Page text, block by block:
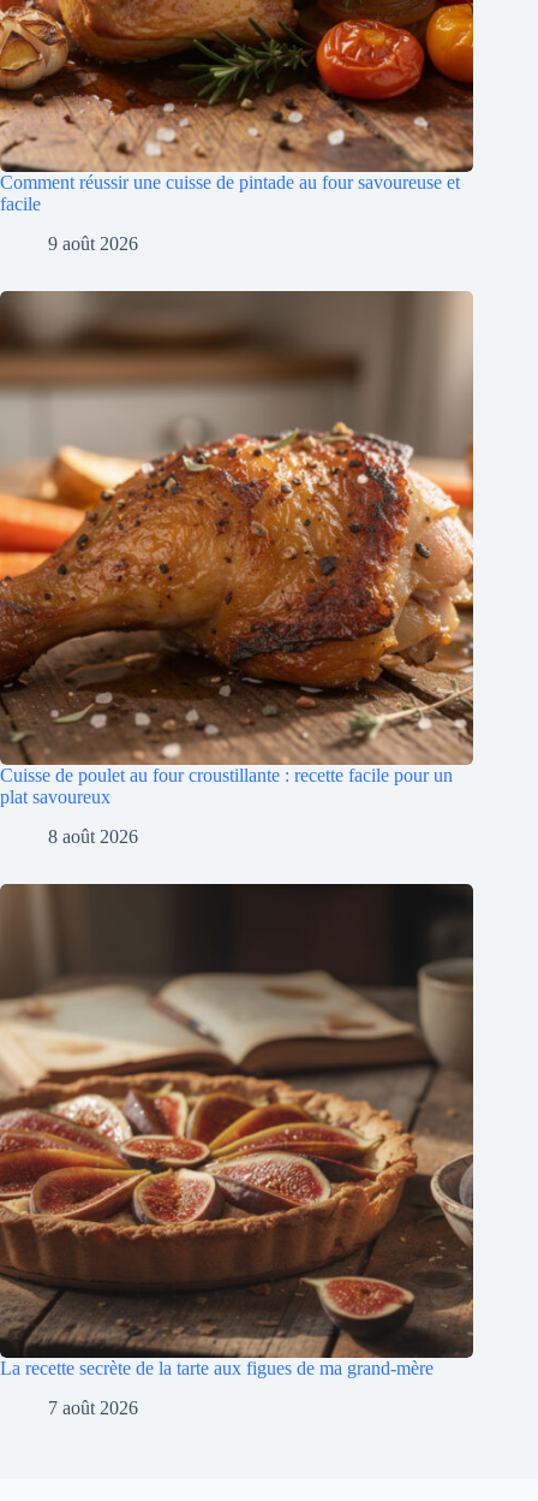
Comment réussir une cuisse de pintade au four savoureuse et
facile
9 août 2026
Cuisse de poulet au four croustillante : recette facile pour un
plat savoureux
8 août 2026
La recette secrète de la tarte aux figues de ma grand-mère
7 août 2026